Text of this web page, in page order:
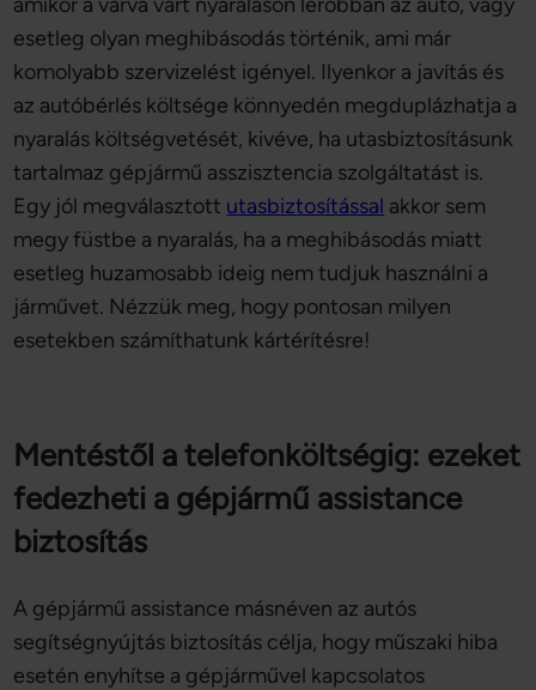
esetleg olyan meghibásodás történik, ami már
komolyabb szervizelést igényel. Ilyenkor a javítás és
az autóbérlés költsége könnyedén megduplázhatja a
nyaralás költségvetését, kivéve, ha utasbiztosításunk
tartalmaz gépjármű asszisztencia szolgáltatást is.
Egy jól megválasztott utasbiztosítással akkor sem
megy füstbe a nyaralás, ha a meghibásodás miatt
esetleg huzamosabb ideig nem tudjuk használni a
járművet. Nézzük meg, hogy pontosan milyen
esetekben számíthatunk kártérítésre!
Mentéstől a telefonköltségig: ezeket
fedezheti a gépjármű assistance
biztosítás
A gépjármű assistance másnéven az autós
segítségnyújtás biztosítás célja, hogy műszaki hiba
esetén enyhítse a gépjárművel kapcsolatos